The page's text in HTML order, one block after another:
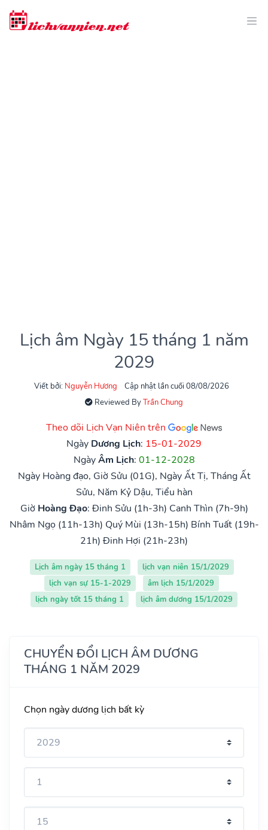
Lịch âm Ngày 15 tháng 1 năm
2029
Viết bởi: Nguyễn Hương
Cập nhật lần cuối 08/08/2026
Reviewed ByTrần Chung
Theo dõi Lịch Vạn Niên trên
Ngày Dương Lịch: 15-01-2029
NgàyÂm Lịch: 01-12-2028
Ngày Hoàng đạo, Giờ Sửu (01G), Ngày Ất Tị, Tháng Ất
Sửu, Năm Kỷ Dậu, Tiểu hàn
Giờ Hoàng Đạo: Đinh Sửu (1h-3h) Canh Thìn (7h-9h)
Nhâm Ngọ (11h-13h) Quý Mùi (13h-15h) Bính Tuất (19h-
21h) Đinh Hợi (21h-23h)
Lịch âm ngày 15 tháng 1
lịch vạn niên 15/1/2029
lịch vạn sự 15-1-2029
âm lịch 15/1/2029
lịch ngày tốt 15 tháng 1
lịch âm dương 15/1/2029
CHUYỂN ĐỔI LỊCH ÂM DƯƠNG
THÁNG 1 NĂM 2029
Chọn ngày dương lịch bất kỳ